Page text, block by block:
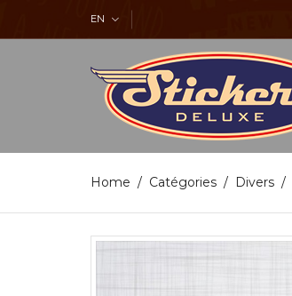
EN
Home Catégories Divers